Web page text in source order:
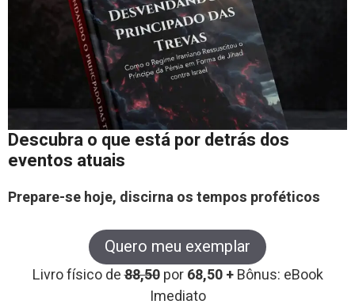
Descubra o que está por detrás dos
eventos atuais
Prepare-se hoje, discirna os tempos proféticos
Quero meu exemplar
Livro físico de88,50 por68,50 +Bônus: eBook
Imediato